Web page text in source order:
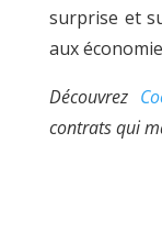
surprise et
aux
Découvrez
contrats qui